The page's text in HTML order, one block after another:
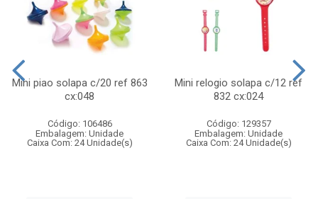
Mini piao solapa c/20 ref 863
cx:048
Código: 106486
Embalagem: Unidade
Caixa Com: 24 Unidade(s)
Mini relogio solapa c/12 ref
832 cx:024
Código: 129357
Embalagem: Unidade
Caixa Com: 24 Unidade(s)